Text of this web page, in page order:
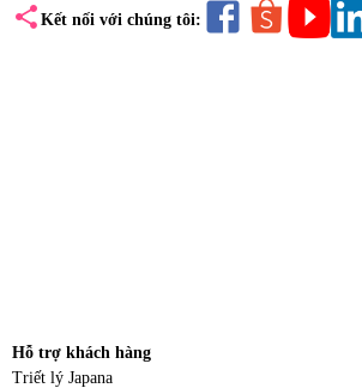
share Kết nối với chúng tôi:
Hỗ trợ khách hàng
Triết lý Japana